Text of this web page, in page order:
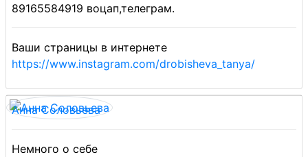
89165584919 воцап,телеграм.
Ваши страницы в интернете
https://www.instagram.com/drobisheva_tanya/
Анна Соловьева
Немного о себе